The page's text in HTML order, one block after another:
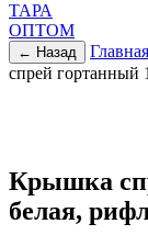
ТАРА
ОПТОМ
← Назад Главная
спрей гортанный
Крышка
белая,